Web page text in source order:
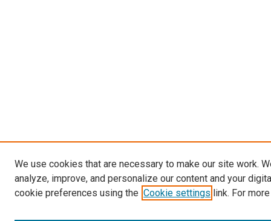
We use cookies that are necessary to make our site work.
analyze, improve, and personalize our content and your
cookie preferences using the Cookie settings link. For